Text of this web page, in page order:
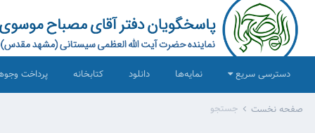
دسترسی سریع نمایه‌ها دانلود کتابخانه پرداخت
صفحه نخست جستجو